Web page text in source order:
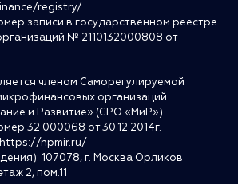
registry/
записи в государственном реестре
№ 2110132000808 от
членом Саморегулируемой
организаций
и Развитие» (СРО «МиР»)
32 000068 от 30.12.2014г.
https://npmir.ru/
107078, г. Москва Орликов
2, пом.11